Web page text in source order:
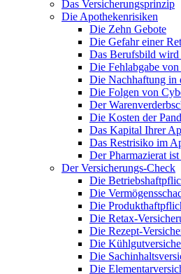
Das Versicherungsprinzip
Die Apothekenrisiken
Die Zehn Gebote
Die Gefahr einer
Das Berufsbild wird
Die Fehlabgabe
Die Nachhaftung in
Die Folgen von
Der
Die Kosten der
Das Kapital Ihrer
Das Restrisiko im
Der Pharmazierat
Der Versicherungs-Check
Die
Die
Die
Die Retax-
Die Rezept-
Die
Die
Die